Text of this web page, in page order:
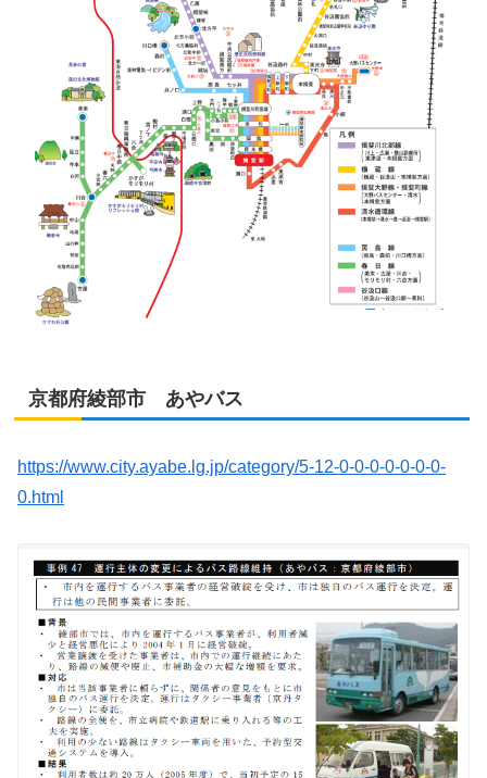
京都府綾部市 あやバス
https://www.city.ayabe.lg.jp/category/5-12-0-0-0-0-0-0-0-
0.html